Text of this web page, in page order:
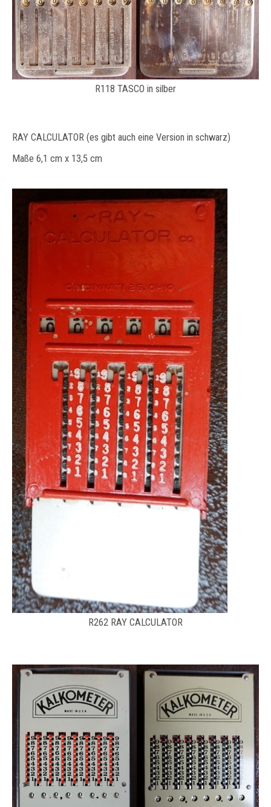
R118 TASCO in silber
RAY CALCULATOR (es gibt auch eine Version in schwarz)
Maße 6,1 cm x 13,5 cm
R262 RAY CALCULATOR